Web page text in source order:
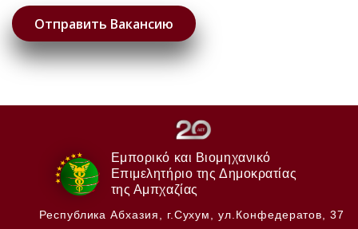
Εμπορικό και Βιομηχανικό
Επιμελητήριο της Δημοκρατίας
της Αμπχαζίας
Республика Абхазия,
г.Сухум, ул.Конфедератов, 37